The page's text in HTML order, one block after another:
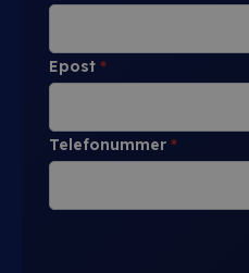
Epost *
Telefonummer *